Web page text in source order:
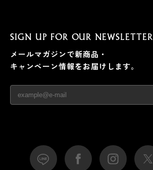
SIGN UP FOR OUR NEWSLETTER
メールマガジンで新商品・
キャンペーン情報をお届けします。